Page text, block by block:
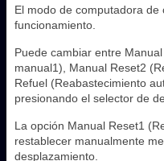
El modo de computadora
funcionamiento.
Puede cambiar entre
manual1), Manual Reset2
Refuel (Reabastecimiento
presionando el selector de
La opción Manual Reset1
restablecer manualmente
desplazamiento.